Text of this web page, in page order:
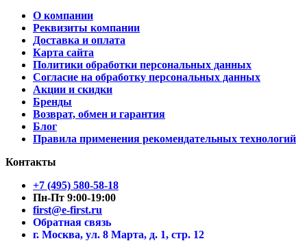
О компании
Реквизиты компании
Доставка и оплата
Карта сайта
Политики обработки персональных данных
Согласие на обработку персональных данных
Акции и скидки
Бренды
Возврат, обмен и гарантия
Блог
Правила применения рекомендательных технологий
Контакты
+7 (495) 580-58-18
Пн-Пт 9:00-19:00
first@e-first.ru
Обратная связь
г. Москва, ул. 8 Марта, д. 1, стр. 12